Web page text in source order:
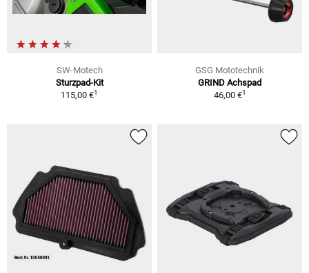
SW-Motech
Sturzpad-Kit
115,00 €1
GSG Mototechnik
GRIND Achspad
46,00 €1